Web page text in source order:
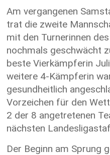
Am vergangenen
trat die zweite
mit den Turnerinnen
nochmals geschwächt
beste Vierkämpferin
weitere 4-Kämpferin
gesundheitlich
Vorzeichen für den
2 der 8 angetretenen
nächsten
Der Beginn am Sprung